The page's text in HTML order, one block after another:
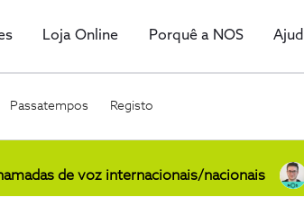
Loja Online Porquê a NOS
Passatempos Registo
de voz internacionais/nacionais